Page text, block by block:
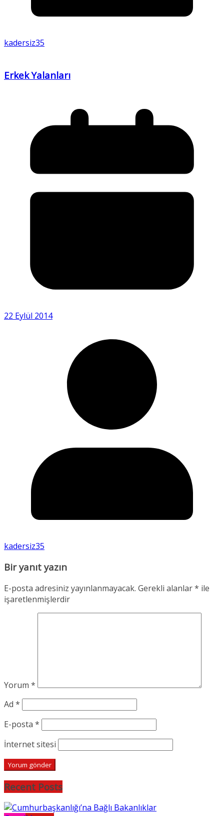
kadersiz35
Erkek Yalanları
22 Eylül 2014
kadersiz35
Bir yanıt yazın
E-posta adresiniz yayınlanmayacak. Gerekli alanlar* ile
işaretlenmişlerdir
Yorum *
Ad *
E-posta *
İnternet sitesi
Recent Posts